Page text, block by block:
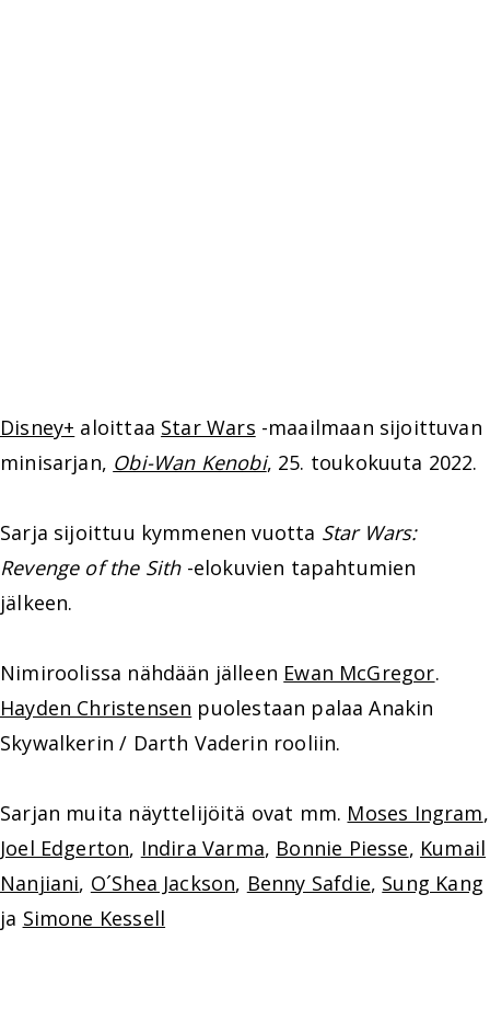
Disney+ aloittaa Star Wars -maailmaan sijoittuvan
minisarjan, Obi-Wan Kenobi, 25. toukokuuta 2022.
Sarja sijoittuu kymmenen vuotta Star Wars:
Revenge of the Sith-elokuvien tapahtumien
jälkeen.
Nimiroolissa nähdään jälleen Ewan McGregor.
Hayden Christensen puolestaan palaa Anakin
Skywalkerin / Darth Vaderin rooliin.
Sarjan muita näyttelijöitä ovat mm. Moses Ingram,
Joel Edgerton, Indira Varma, Bonnie Piesse, Kumail
Nanjiani, O´Shea Jackson, Benny Safdie, Sung Kang
ja Simone Kessell